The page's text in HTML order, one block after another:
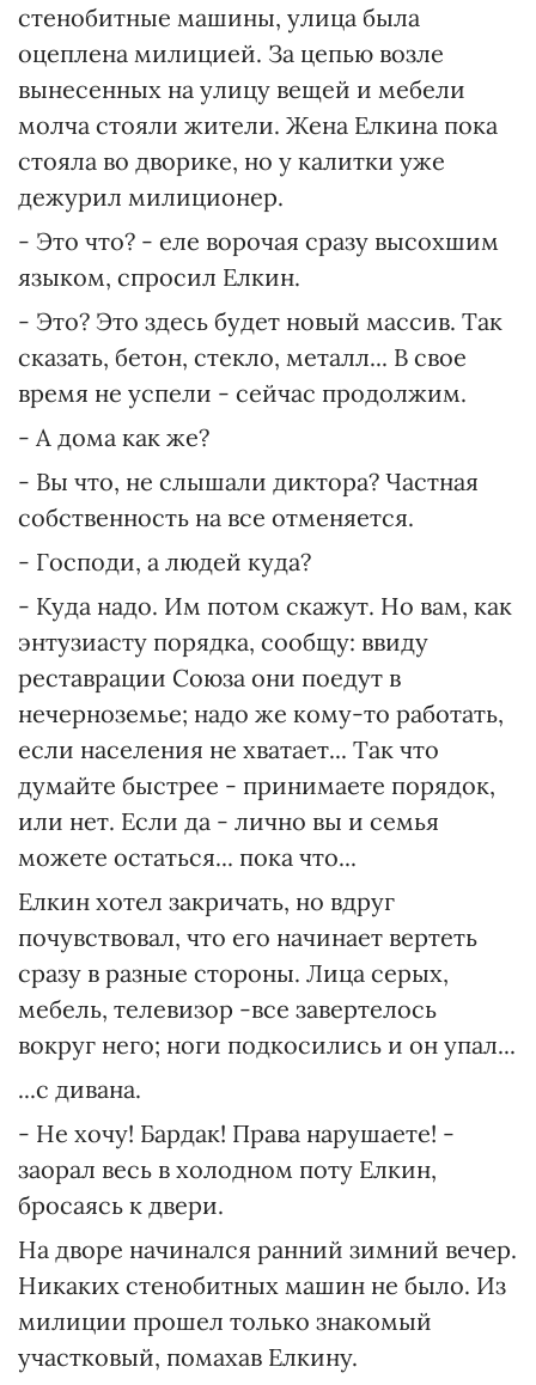
стенобитные машины, улица была
оцеплена милицией. За цепью возле
вынесенных на улицу вещей и мебели
молча стояли жители. Жена Елкина пока
стояла во дворике, но у калитки уже
дежурил милиционер.
- Это что? - еле ворочая сразу высохшим
языком, спросил Елкин.
- Это? Это здесь будет новый массив. Так
сказать, бетон, стекло, металл... В свое
время не успели - сейчас продолжим.
- А дома как же?
- Вы что, не слышали диктора? Частная
собственность на все отменяется.
- Господи, а людей куда?
- Куда надо. Им потом скажут. Но вам, как
энтузиасту порядка, сообщу: ввиду
реставрации Союза они поедут в
нечерноземье; надо же кому-то работать,
если населения не хватает... Так что
думайте быстрее - принимаете порядок,
или нет. Если да - лично вы и семья
можете остаться... пока что...
Елкин хотел закричать, но вдруг
почувствовал, что его начинает вертеть
сразу в разные стороны. Лица серых,
мебель, телевизор -все завертелось
вокруг него; ноги подкосились и он упал...
...с дивана.
- Не хочу! Бардак! Права нарушаете! -
заорал весь в холодном поту Елкин,
бросаясь к двери.
На дворе начинался ранний зимний вечер.
Никаких стенобитных машин не было. Из
милиции прошел только знакомый
участковый, помахав Елкину.